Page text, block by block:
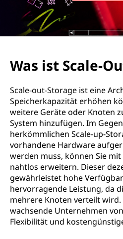
Was ist Scale-
Scale-out-Storage ist eine
Speicherkapazität erhöhen
weitere Geräte oder Knoten
System hinzufügen. Im
herkömmlichen Scale-up-
vorhandene Hardware
werden muss, können Sie
nahtlos erweitern. Dieser
gewährleistet hohe
hervorragende Leistung, da
mehrere Knoten verteilt
wachsende Unternehmen
Flexibilität und